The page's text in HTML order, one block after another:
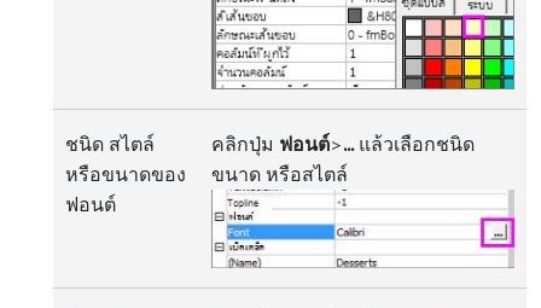
ชนิด สไตล์
หรือขนาดของ
ฟอนต์
คลิกปุ่ม ฟอนต์>...แล้วเลือกชนิด
ขนาด หรือสไตล์